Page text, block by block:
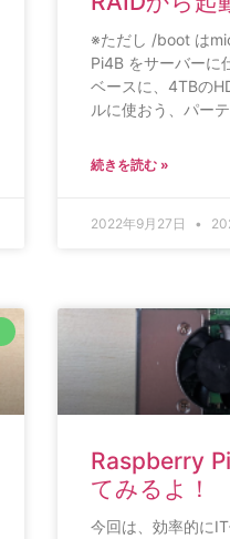
※ただし /boot は
Pi4B をサーバーに
ベースに、4TBの
ルに使おう、パー
続きを読む »
2022年9月27日
Raspberry
てみるよ！
今回は、効率的に